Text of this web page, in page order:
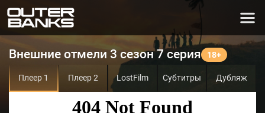
Внешние отмели 3 сезон 7 серия
Плеер 1 Плеер 2 LostFilm Субтитры Дубляж